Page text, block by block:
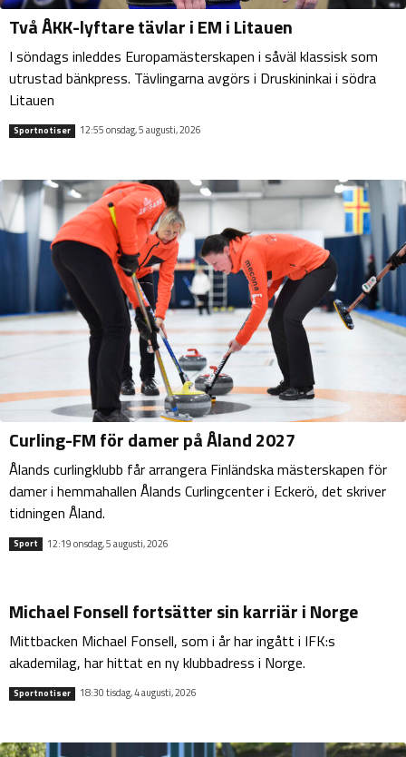
Två ÅKK-lyftare tävlar i EM i Litauen
I söndags inleddes Europamästerskapen i såväl klassisk som
utrustad bänkpress. Tävlingarna avgörs i Druskininkai i södra
Litauen
Sportnotiser 12:55 onsdag, 5 augusti, 2026
Curling-FM för damer på Åland 2027
Ålands curlingklubb får arrangera Finländska mästerskapen för
damer i hemmahallen Ålands Curlingcenter i Eckerö, det skriver
tidningen Åland.
Sport 12:19 onsdag, 5 augusti, 2026
Michael Fonsell fortsätter sin karriär i Norge
Mittbacken Michael Fonsell, som i år har ingått i IFK:s
akademilag, har hittat en ny klubbadress i Norge.
Sportnotiser 18:30 tisdag, 4 augusti, 2026